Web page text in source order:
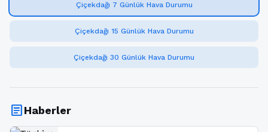
Çiçekdağı 7 Günlük Hava Durumu
Çiçekdağı 15 Günlük Hava Durumu
Çiçekdağı 30 Günlük Hava Durumu
articleHaberler